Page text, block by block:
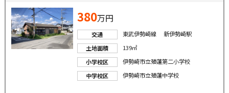
380万円
交通
東武伊勢崎線 新伊勢崎駅
土地面積
139㎡
小学校区
伊勢崎市立殖蓮第二小学校
中学校区
伊勢崎市立殖蓮中学校